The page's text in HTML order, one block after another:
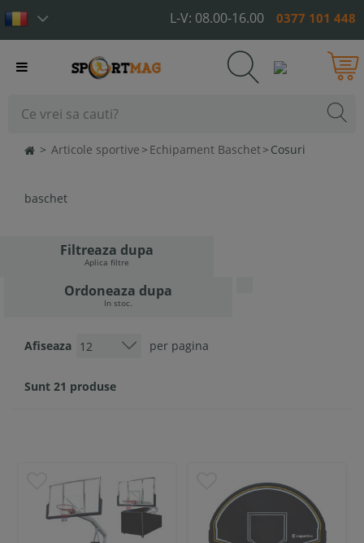
L-V: 08.00-16.00 0377 101 448
Toggle
> Articole sportive > Echipament Baschet> Cosuri
baschet
Filtreaza dupa
Aplica filtre
Ordoneaza dupa
In stoc.
Afiseaza per pagina
Sunt 21 produse